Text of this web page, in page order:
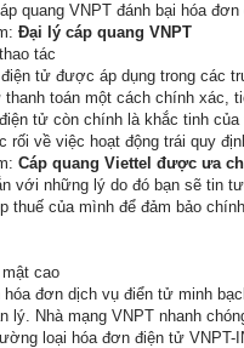
quang VNPT đánh bại hóa
Đại lý cáp quang VNPT
tác
tử được áp dụng trong các
toán một cách chính xác,
tử còn chính là khắc tinh
rối về việc hoạt động trái quy
Cáp quang Viettel được ưa
với những lý do đó bạn sẽ tin
thuế của mình để đảm bảo
cao
hóa đơn dịch vụ điển tử minh
lý. Nhà mạng VNPT nhanh
loại hóa đơn điện tử VNPT-